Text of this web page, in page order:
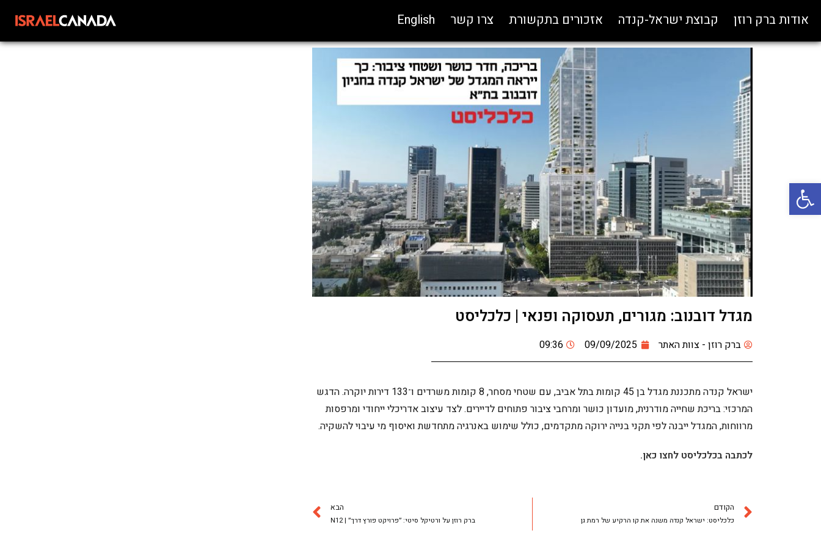
פתח סרגל נגישות
אודות ברק רוזן קבוצת ישראל-קנדה אזכורים בתקשורת צרו קשר English
מגדל דובנוב: מגורים, תעסוקה ופנאי | כלכליסט
ברק רוזן - צוות האתר 09/09/2025
09:36
ישראל קנדה מתכננת מגדל בן 45 קומות בתל אביב, עם שטחי מסחר, 8 קומות משרדים ו־133 דירות יוקרה. הדגש
המרכזי: בריכת שחייה מודרנית, מועדון כושר ומרחבי ציבור פתוחים לדיירים. לצד עיצוב אדריכלי ייחודי ומרפסות
מרווחות, המגדל ייבנה לפי תקני בנייה ירוקה מתקדמים, כולל שימוש באנרגיה מתחדשת ואיסוף מי עיבוי להשקיה.
לכתבה בכלכליסט לחצו כאן.
הקודם
כלכליסט: ישראל קנדה משנה את קו הרקיע של רמת גן
הבא
ברק רוזן על ורטיקל סיטי: ״פרויקט פורץ דרך״ | N12